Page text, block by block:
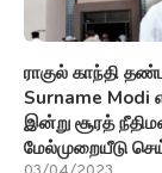
ராகுல் காந்தி
Surname Modi
இன்று சூரத்
மேல்முறையீடு